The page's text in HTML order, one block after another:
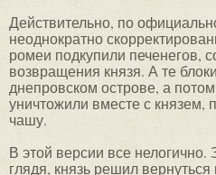
Действительно, по
неоднократно
ромеи подкупили печенегов,
возвращения князя. А те
днепровском острове, а
уничтожили вместе с князем,
чашу.
В этой версии все
глядя, князь решил